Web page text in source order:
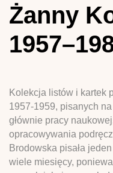
Żanny
Kolekcja listów i kartek
1957-1959, pisanych
głównie pracy
opracowywania
Brodowska pisała
wiele miesięcy,